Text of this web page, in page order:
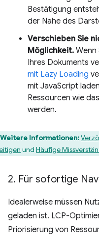
Bestätigung
der Nähe des
Verschieben Sie
Möglichkeit. Wenn
Ihres Dokuments
mit Lazy Loading
mit JavaScript
Ressourcen wie
werden.
Weitere Informationen:
und Häufige
2. Für sofortige
Idealerweise müssen
geladen ist. LCP-
Priorisierung von